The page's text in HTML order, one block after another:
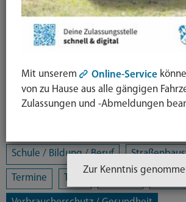
Bürgerschaftliches Engagement
Eltern- und Jugendberatungsstelle
Freizeit / Kultur / Sport
Landratsamt Mobilität
Schule / Bildung / Beruf
Termine Tiere
Mit unserem Online-Service
von zu Hause aus alle gängigen
Zulassungen und -Abmeldungen
Zur Kenntnis